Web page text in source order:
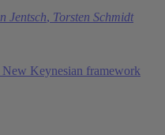
Jentsch, Torsten Schmidt
Keynesian framework